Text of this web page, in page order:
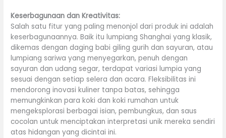
Keserbagunaan dan Kreativitas:
Salah satu fitur yang paling menonjol dari produk ini adalah
keserbagunaannya. Baik itu lumpiang Shanghai yang klasik,
dikemas dengan daging babi giling gurih dan sayuran, atau
lumpiang sariwa yang menyegarkan, penuh dengan
sayuran dan udang segar, terdapat variasi lumpia yang
sesuai dengan setiap selera dan acara. Fleksibilitas ini
mendorong inovasi kuliner tanpa batas, sehingga
memungkinkan para koki dan koki rumahan untuk
mengeksplorasi berbagai isian, pembungkus, dan saus
cocolan untuk menciptakan interpretasi unik mereka sendiri
atas hidangan yang dicintai ini.